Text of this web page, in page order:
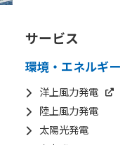
ニュース
2026年
2025年
2024年
サービス
環境・エネルギー
洋上風力発電
陸上風力発電
太陽光発電